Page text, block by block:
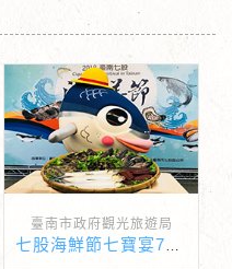
臺南市政府觀光旅遊局
七股海鮮節七寶宴7月5日線上開訂